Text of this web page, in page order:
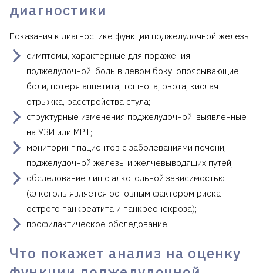
диагностики
Показания к диагностике функции поджелудочной железы:
симптомы, характерные для поражения
поджелудочной: боль в левом боку, опоясывающие
боли, потеря аппетита, тошнота, рвота, кислая
отрыжка, расстройства стула;
структурные изменения поджелудочной, выявленные
на УЗИ или МРТ;
мониторинг пациентов с заболеваниями печени,
поджелудочной железы и желчевыводящих путей;
обследование лиц с алкогольной зависимостью
(алкоголь является основным фактором риска
острого панкреатита и панкреонекроза);
профилактическое обследование.
Что покажет анализ на оценку